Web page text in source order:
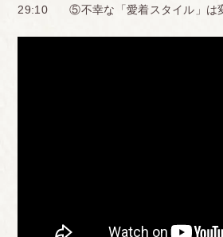
29:10 ⑤不幸な「愛着スタイル」は